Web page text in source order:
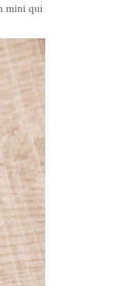
mini qui